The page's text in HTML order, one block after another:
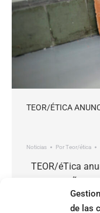
de las
TEOR/ÉTICA
Noticias PorTeor/ética
TEOR/éTica
un nuevo año y
éTica. En el
implementar una